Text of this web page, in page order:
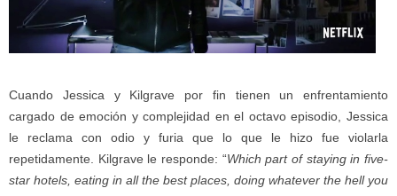
Cuando Jessica y Kilgrave por fin tienen un enfrentamiento
cargado de emoción y complejidad en el octavo episodio, Jessica
le reclama con odio y furia que lo que le hizo fue violarla
repetidamente. Kilgrave le responde: “Which part of staying in five-
star hotels, eating in all the best places, doing whatever the hell you